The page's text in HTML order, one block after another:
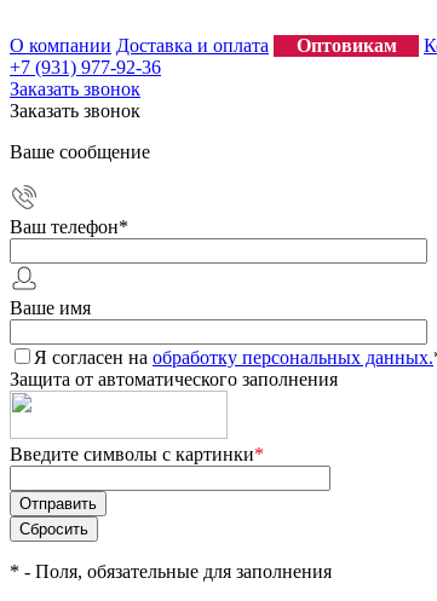
О компании Доставка и оплата Оптовикам
+7 (931) 977-92-36
Заказать звонок
Заказать звонок
Ваше сообщение
Ваш телефон*
Ваше имя
Я согласен на обработку персональных данных.
Защита от автоматического заполнения
Введите символы с картинки*
* - Поля, обязательные для заполнения